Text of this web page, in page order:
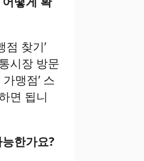
점 찾기’
시장 방문
맹점’ 스
면 됩니
한가요?